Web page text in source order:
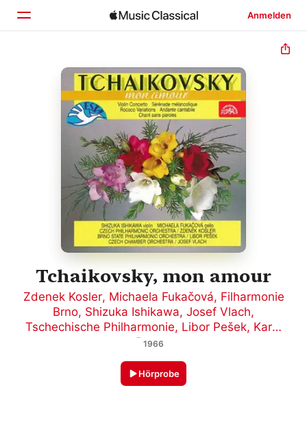
Anmelden
Startseite
Entdecken
Suchen
Tchaikovsky, mon amour
Zdenek Kosler, Michaela Fukačová, Filharmonie
Brno, Shizuka Ishikawa, Josef Vlach,
Tschechische Philharmonie, Libor Pešek, Karel
Patras
1966
Hörprobe